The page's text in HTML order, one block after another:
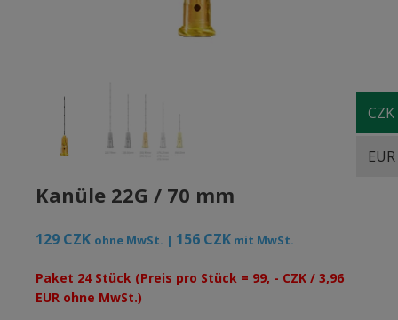
CZK
EUR
Kanüle 22G / 70 mm
129 CZK ohne MwSt. | 156 CZK mit MwSt.
Paket 24 Stück (Preis pro Stück = 99, - CZK / 3,96
EUR ohne MwSt.)